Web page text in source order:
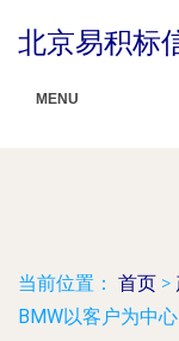
北京易积标
MENU
当前位置： 首页 >
BMW以客户为中